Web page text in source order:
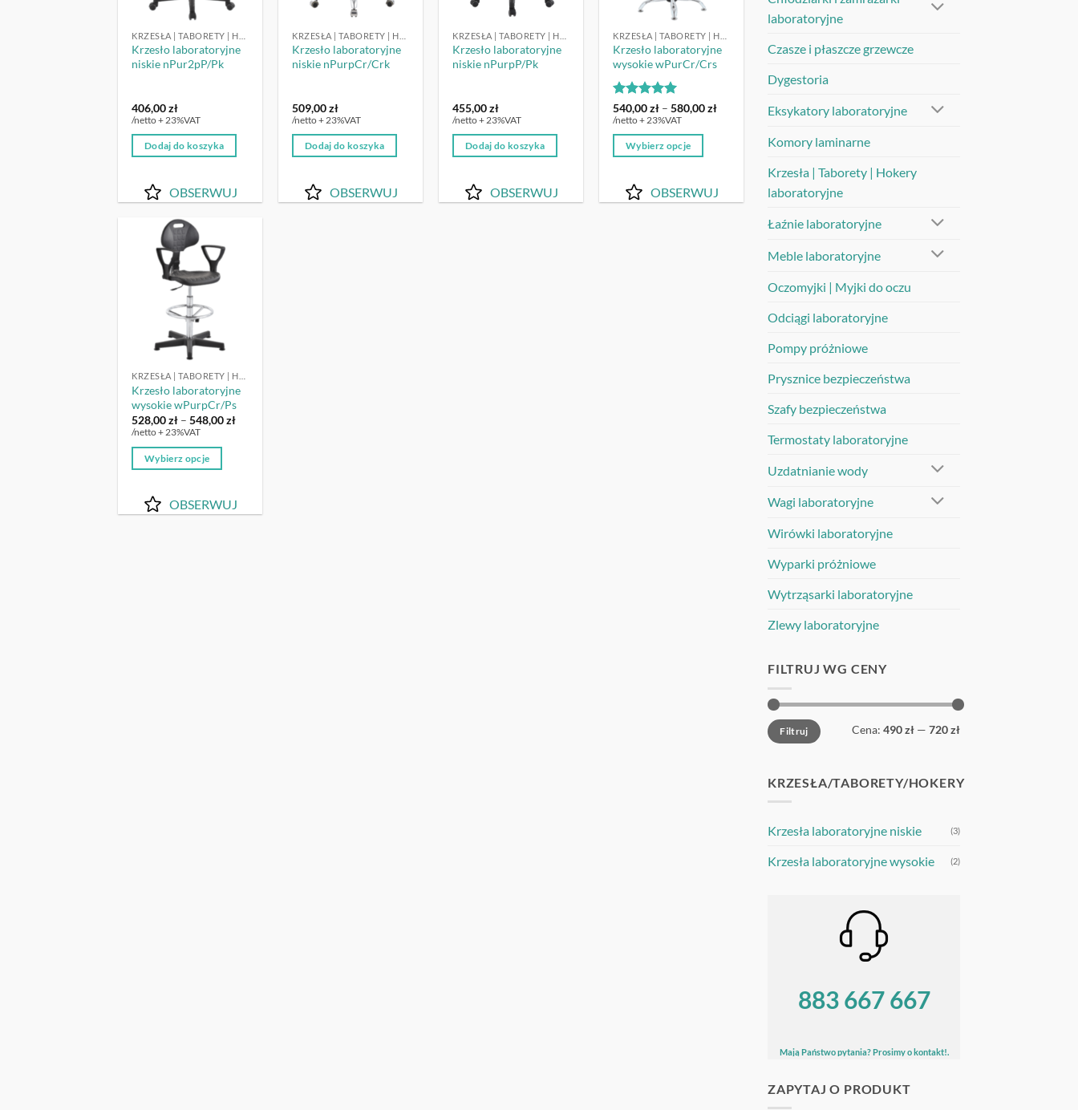
Krzesło laboratoryjne
niskie nPur2pP/Pk
406,00zł
/netto + 23%VAT
Dodaj do koszyka
OBSERWUJ
Krzesło laboratoryjne
niskie nPurpCr/Crk
509,00zł
/netto + 23%VAT
Dodaj do koszyka
OBSERWUJ
Krzesło laboratoryjne
niskie nPurpP/Pk
455,00zł
/netto + 23%VAT
Dodaj do koszyka
OBSERWUJ
Krzesło laboratoryjne
wysokie wPurCr/Crs
Oceniono 5
na 5
540,00zł – 580,00złZakres
/netto + 23%VAT
Wybierz opcje
produkt
ma
OBSERWUJ
OBSERWUJ
Krzesło laboratoryjne
wysokie wPurpCr/Ps
528,00zł – 548,00złZakres
/netto + 23%VAT
Wybierz opcje
produkt
ma
OBSERWUJ
laboratoryjne
Czasze i płaszcze grzewcze
Dygestoria
Eksykatory laboratoryjne
Komory laminarne
Krzesła | Taborety | Hokery
laboratoryjne
Łaźnie laboratoryjne
Meble laboratoryjne
Oczomyjki | Myjki do oczu
Odciągi laboratoryjne
Pompy próżniowe
Prysznice bezpieczeństwa
Szafy bezpieczeństwa
Termostaty laboratoryjne
Uzdatnianie wody
Wagi laboratoryjne
Wirówki laboratoryjne
Wyparki próżniowe
Wytrząsarki laboratoryjne
Zlewy laboratoryjne
FILTRUJ WG CENY
Cena
min
Cena
maxFiltruj Cena: 490 zł — 720 zł
KRZESŁA/TABORETY/HOKERY
Krzesła laboratoryjne niskie (3)
Krzesła laboratoryjne wysokie (2)
883 667 667
Mają Państwo pytania? Prosimy o kontakt!.
ZAPYTAJ O PRODUKT